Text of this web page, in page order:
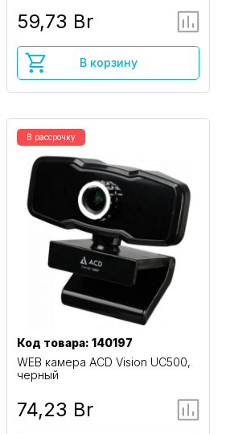
59,73 Br
В корзину
В рассрочку
Код товара: 140197
WEB камера ACD Vision UC500,
черный
74,23 Br